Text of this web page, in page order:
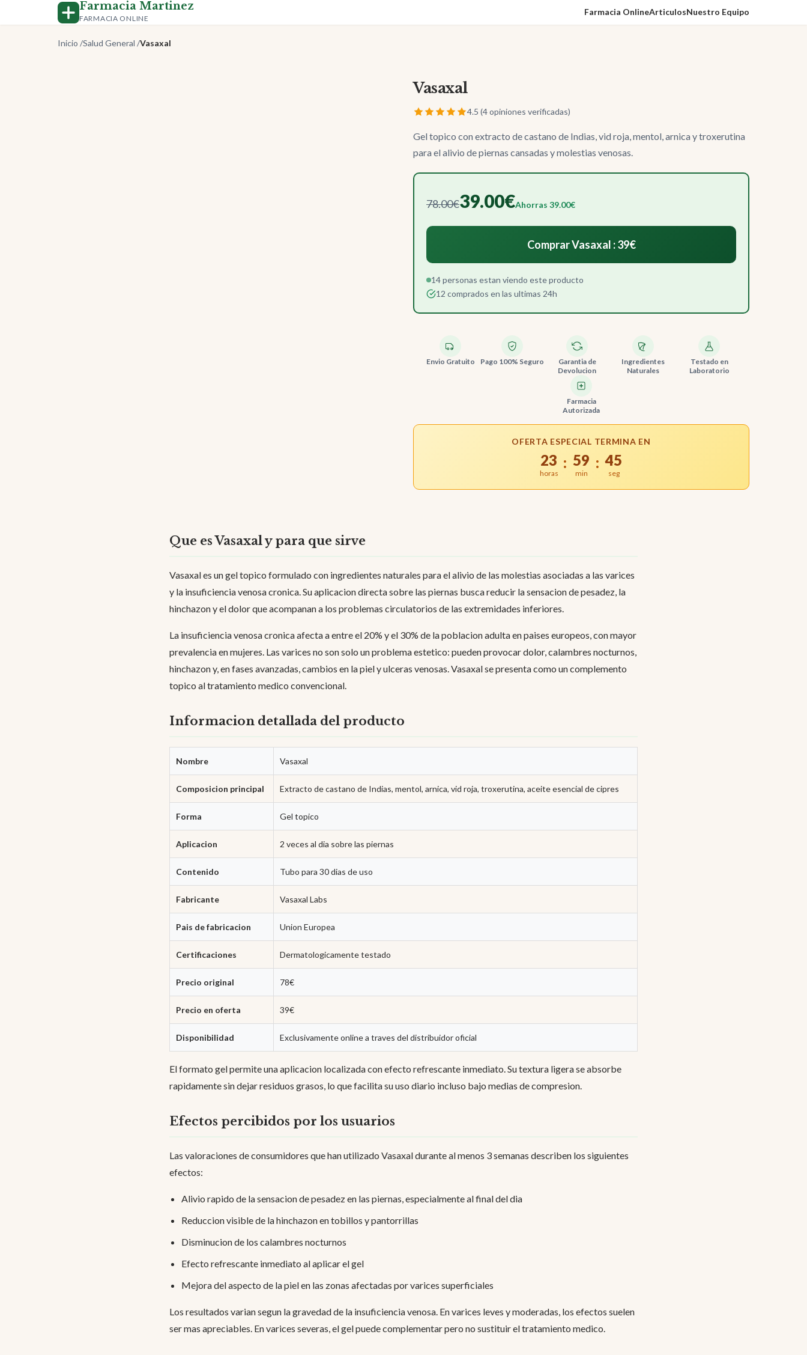
Farmacia Martinez
FARMACIA ONLINE
Farmacia OnlineArticulosNuestro Equipo
Inicio /Salud General /Vasaxal
Vasaxal
4.5 (4 opiniones verificadas)
Gel topico con extracto de castano de Indias, vid roja, mentol, arnica y troxerutina
para el alivio de piernas cansadas y molestias venosas.
78.00€39.00€Ahorras 39.00€
Comprar Vasaxal : 39€
14 personas estan viendo este producto
12 comprados en las ultimas 24h
Envio Gratuito Pago 100% Seguro
Garantia de
Devolucion
Ingredientes
Naturales
Testado en
Laboratorio
Farmacia
Autorizada
OFERTA ESPECIAL TERMINA EN
23
horas
: 59
min
: 44
seg
Que es Vasaxal y para que sirve
Vasaxal es un gel topico formulado con ingredientes naturales para el alivio de las molestias asociadas a las varices
y la insuficiencia venosa cronica. Su aplicacion directa sobre las piernas busca reducir la sensacion de pesadez, la
hinchazon y el dolor que acompanan a los problemas circulatorios de las extremidades inferiores.
La insuficiencia venosa cronica afecta a entre el 20% y el 30% de la poblacion adulta en paises europeos, con mayor
prevalencia en mujeres. Las varices no son solo un problema estetico: pueden provocar dolor, calambres nocturnos,
hinchazon y, en fases avanzadas, cambios en la piel y ulceras venosas. Vasaxal se presenta como un complemento
topico al tratamiento medico convencional.
Informacion detallada del producto
Nombre Vasaxal
Composicion principal Extracto de castano de Indias, mentol, arnica, vid roja, troxerutina, aceite esencial de cipres
Forma Gel topico
Aplicacion 2 veces al dia sobre las piernas
Contenido Tubo para 30 dias de uso
Fabricante Vasaxal Labs
Pais de fabricacion Union Europea
Certificaciones Dermatologicamente testado
Precio original 78€
Precio en oferta 39€
Disponibilidad Exclusivamente online a traves del distribuidor oficial
El formato gel permite una aplicacion localizada con efecto refrescante inmediato. Su textura ligera se absorbe
rapidamente sin dejar residuos grasos, lo que facilita su uso diario incluso bajo medias de compresion.
Efectos percibidos por los usuarios
Las valoraciones de consumidores que han utilizado Vasaxal durante al menos 3 semanas describen los siguientes
efectos:
Alivio rapido de la sensacion de pesadez en las piernas, especialmente al final del dia
Reduccion visible de la hinchazon en tobillos y pantorrillas
Disminucion de los calambres nocturnos
Efecto refrescante inmediato al aplicar el gel
Mejora del aspecto de la piel en las zonas afectadas por varices superficiales
Los resultados varian segun la gravedad de la insuficiencia venosa. En varices leves y moderadas, los efectos suelen
ser mas apreciables. En varices severas, el gel puede complementar pero no sustituir el tratamiento medico.